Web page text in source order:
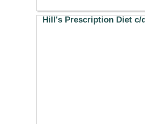
19.99 €
Hill's Prescription Diet c/